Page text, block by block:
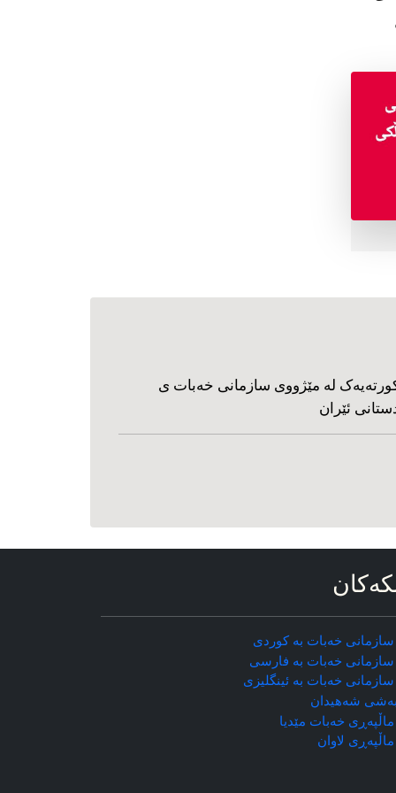
له مێژووی سازمانی خه‌بات ی
ئێران
سازمانی خه‌بات به کوردی
سازمانی خه‌بات به فارسی
سازمانی خه‌بات به ئینگلیزی
شه‌هیدان
خه‌بات مێدیا
ماڵپه‌ڕی لاوان